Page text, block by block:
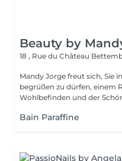
Beauty by
18 , Rue du Château
Mandy Jorge freut sich, Sie
begrüßen zu dürfen, einem
Wohlbefinden und der
Bain Paraffine